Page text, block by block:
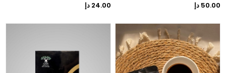
50.00 دإ
24.00 دإ